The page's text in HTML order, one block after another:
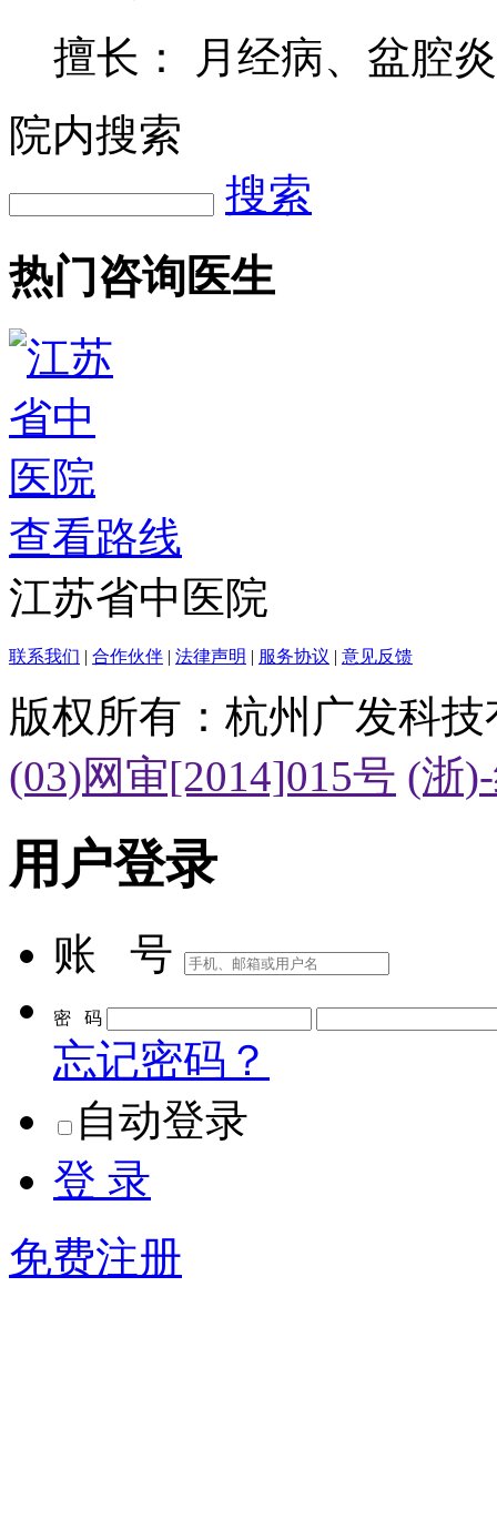
擅长： 月经病、盆腔
院内搜索
搜索
热门咨询医生
查看路线
江苏省中医院
联系我们 | 合作伙伴 | 法律声明 | 服务协议 | 意见反馈
版权所有：杭州广发科
(03)网审[2014]015号 (浙
用户登录
账 号
密 码
忘记密码？
自动登录
登 录
免费注册